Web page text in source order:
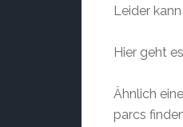
Leider
Hier geht
Ähnlich
parcs